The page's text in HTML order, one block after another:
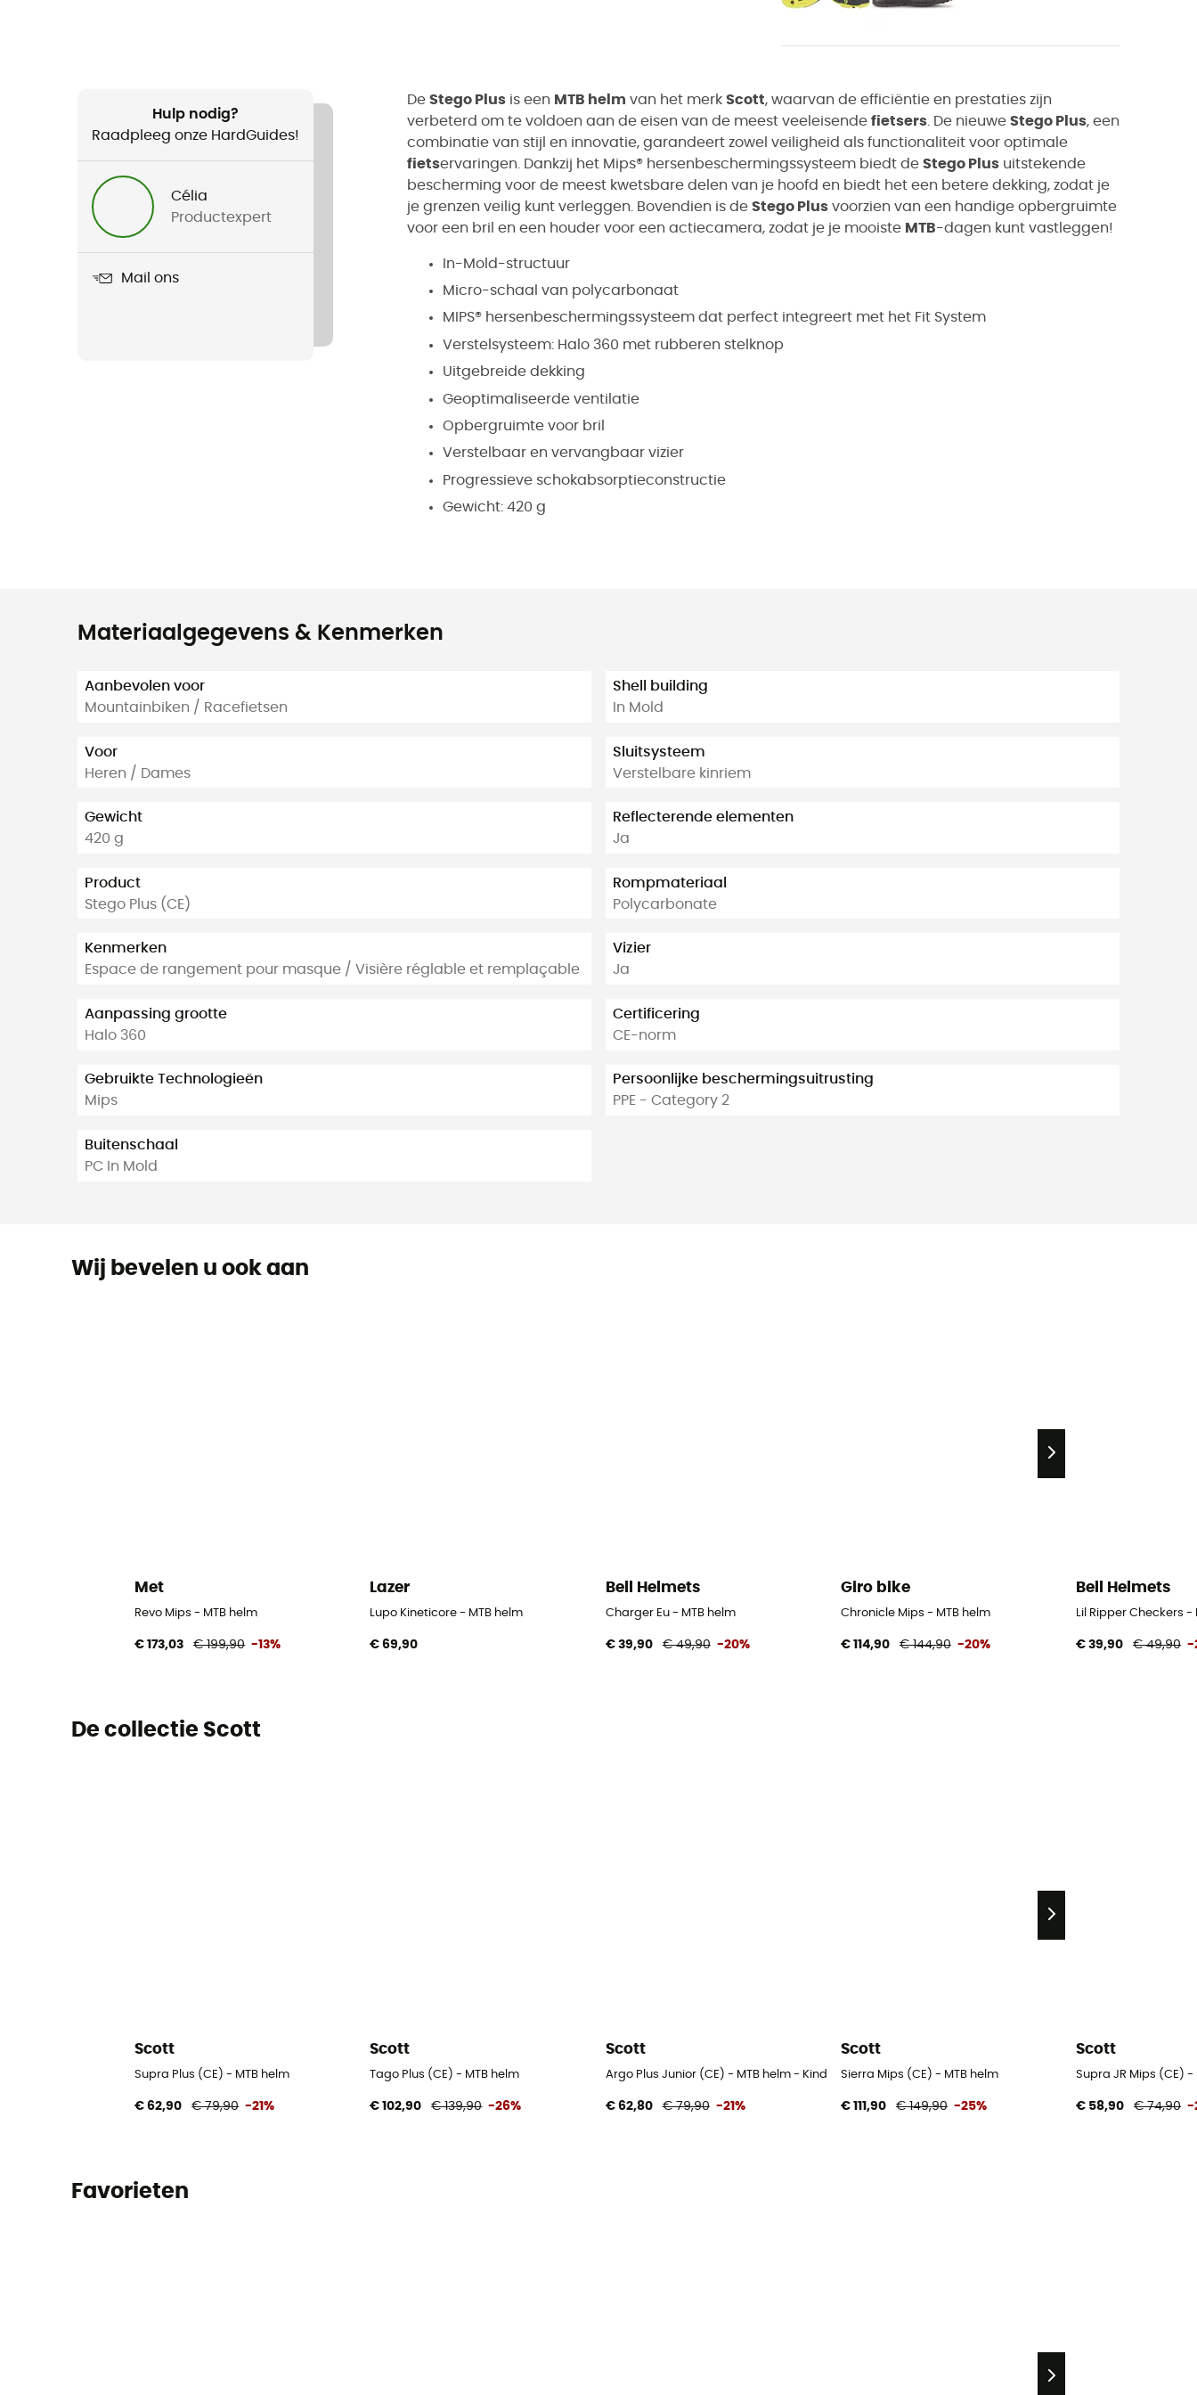
Hulp nodig?
Raadpleeg onze HardGuides!
Célia
Productexpert
Mail ons
De Stego Plus is een MTB helm van het merk Scott, waarvan de efficiëntie en prestaties zijn
verbeterd om te voldoen aan de eisen van de meest veeleisende fietsers . De nieuwe Stego Plus, een
combinatie van stijl en innovatie, garandeert zowel veiligheid als functionaliteit voor optimale
fietservaringen. Dankzij het Mips® hersenbeschermingssysteem biedt de Stego Plus uitstekende
bescherming voor de meest kwetsbare delen van je hoofd en biedt het een betere dekking, zodat je
je grenzen veilig kunt verleggen. Bovendien is de Stego Plus voorzien van een handige opbergruimte
voor een bril en een houder voor een actiecamera, zodat je je mooiste MTB-dagen kunt vastleggen!
In-Mold-structuur
Micro-schaal van polycarbonaat
MIPS® hersenbeschermingssysteem dat perfect integreert met het Fit System
Verstelsysteem: Halo 360 met rubberen stelknop
Uitgebreide dekking
Geoptimaliseerde ventilatie
Opbergruimte voor bril
Verstelbaar en vervangbaar vizier
Progressieve schokabsorptieconstructie
Gewicht: 420 g
Materiaalgegevens & Kenmerken
Aanbevolen voor
Mountainbiken / Racefietsen
Voor
Heren / Dames
Gewicht
420 g
Product
Stego Plus (CE)
Kenmerken
Espace de rangement pour masque / Visière réglable et remplaçable
Aanpassing grootte
Halo 360
Gebruikte Technologieën
Mips
Buitenschaal
PC In Mold
Shell building
In Mold
Sluitsysteem
Verstelbare kinriem
Reflecterende elementen
Ja
Rompmateriaal
Polycarbonate
Vizier
Ja
Certificering
CE-norm
Persoonlijke beschermingsuitrusting
PPE - Category 2
Wij bevelen u ook aan
Met
Revo Mips - MTB helm
€ 173,03 € 199,90 -13%
Lazer
Lupo Kineticore - MTB helm
€ 69,90
Bell Helmets
Charger Eu - MTB helm
€ 39,90 € 49,90 -20%
Giro bike
Chronicle Mips - MTB helm
€ 114,90 € 144,90 -20%
Bell Helmets
Lil Ripper Checkers
€ 39,90 € 49,90 -
De collectie Scott
Scott
Supra Plus (CE) - MTB helm
€ 62,90 € 79,90 -21%
Scott
Tago Plus (CE) - MTB helm
€ 102,90 € 139,90 -26%
Scott
Argo Plus Junior (CE) - MTB helm - Kinderen
€ 62,80 € 79,90 -21%
Scott
Sierra Mips (CE) - MTB helm
€ 111,90 € 149,90 -25%
Scott
Supra JR Mips (CE)
€ 58,90 € 74,90 -
Favorieten